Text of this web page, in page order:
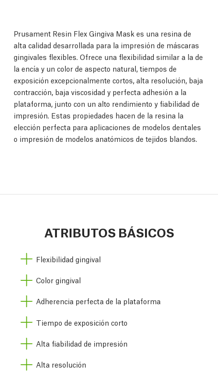
Prusament Resin Flex Gingiva Mask es una resina de
alta calidad desarrollada para la impresión de máscaras
gingivales flexibles. Ofrece una flexibilidad similar a la de
la encía y un color de aspecto natural, tiempos de
exposición excepcionalmente cortos, alta resolución, baja
contracción, baja viscosidad y perfecta adhesión a la
plataforma, junto con un alto rendimiento y fiabilidad de
impresión. Estas propiedades hacen de la resina la
elección perfecta para aplicaciones de modelos dentales
o impresión de modelos anatómicos de tejidos blandos.
ATRIBUTOS BÁSICOS
Flexibilidad gingival
Color gingival
Adherencia perfecta de la plataforma
Tiempo de exposición corto
Alta fiabilidad de impresión
Alta resolución